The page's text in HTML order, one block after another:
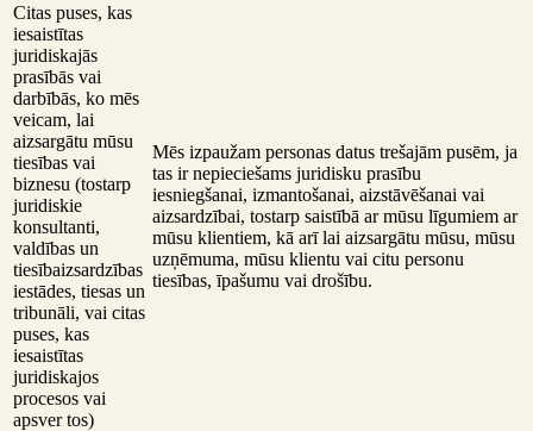
Citas puses, kas
iesaistītas
juridiskajās
prasībās vai
darbībās, ko mēs
veicam, lai
aizsargātu mūsu
tiesības vai
biznesu (tostarp
juridiskie
konsultanti,
valdības un
tiesībaizsardzības
iestādes, tiesas un
tribunāli, vai citas
puses, kas
iesaistītas
juridiskajos
procesos vai
apsver tos)
Mēs izpaužam personas datus trešajām pusēm, ja
tas ir nepieciešams juridisku prasību
iesniegšanai, izmantošanai, aizstāvēšanai vai
aizsardzībai, tostarp saistībā ar mūsu līgumiem ar
mūsu klientiem, kā arī lai aizsargātu mūsu, mūsu
uzņēmuma, mūsu klientu vai citu personu
tiesības, īpašumu vai drošību.